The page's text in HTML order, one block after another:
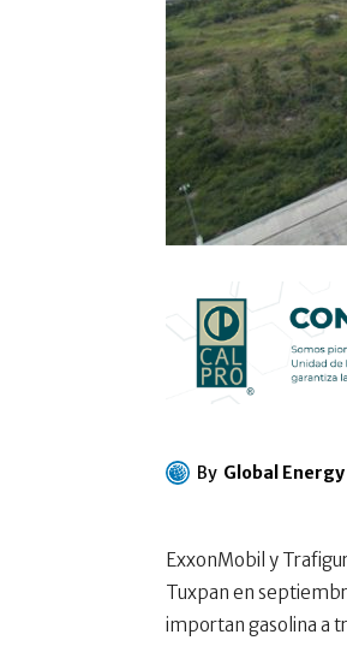
By Global Energy
ExxonMobil y
Tuxpan en
importan gasolina a